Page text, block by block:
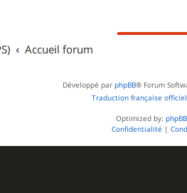
Accueil forum
Développé par phpBB® Forum
Traduction française
Optimized by:
Confidentialité |